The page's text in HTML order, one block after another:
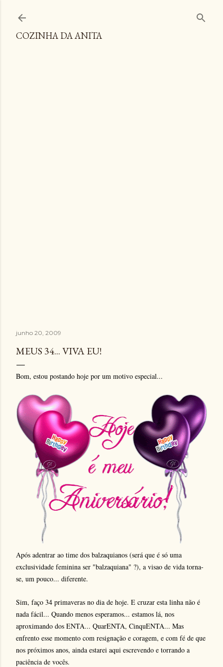
COZINHA DA ANITA
junho 20, 2009
MEUS 34... VIVA EU!
Bom, estou postando hoje por um motivo especial...
Após adentrar ao time dos balzaquianos (será que é só uma
exclusividade feminina ser "balzaquiana" ?), a visao de vida torna-
se, um pouco... diferente.
Sim, faço 34 primaveras no dia de hoje. E cruzar esta linha não é
nada fácil... Quando menos esperamos... estamos lá, nos
aproximando dos ENTA... QuarENTA, CinquENTA... Mas
enfrento esse momento com resignação e coragem, e com fé de que
nos próximos anos, ainda estarei aqui escrevendo e torrando a
paciência de vocês.